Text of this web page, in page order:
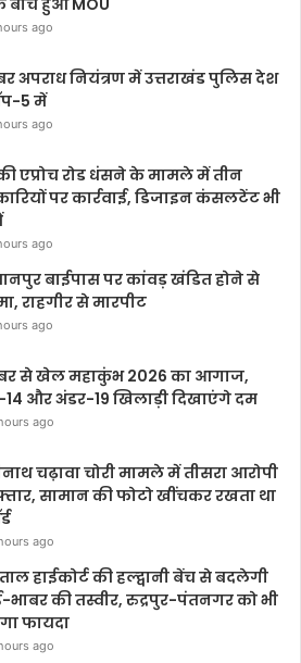
ago
अपराध नियंत्रण में उत्तराखंड पुलिस देश
5 में
ago
एप्रोच रोड धंसने के मामले में तीन
पर कार्रवाई, डिजाइन कंसलटेंट भी
ago
बाईपास पर कांवड़ खंडित होने से
राहगीर से मारपीट
ago
से खेल महाकुंभ 2026 का आगाज,
और अंडर-19 खिलाड़ी दिखाएंगे दम
ago
चढ़ावा चोरी मामले में तीसरा आरोपी
सामान की फोटो खींचकर रखता था
ago
हाईकोर्ट की हल्द्वानी बेंच से बदलेगी
भाबर की तस्वीर, रुद्रपुर-पंतनगर को भी
फायदा
ago